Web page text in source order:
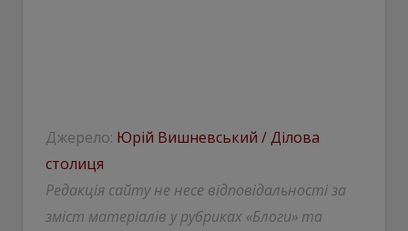
Джерело: Юрій Вишневський / Ділова
столиця
Редакція сайту не несе відповідальності за
зміст матеріалів у рубриках «Блоги» та